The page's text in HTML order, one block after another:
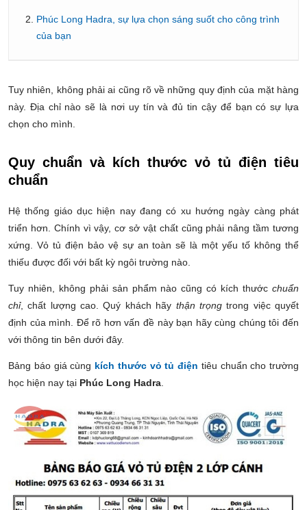
Phúc Long Hadra, sự lựa chọn sáng suốt cho công trình
của bạn
Tuy nhiên, không phải ai cũng rõ về những quy định của mặt hàng
này. Địa chỉ nào sẽ là nơi uy tín và đủ tin cậy để bạn có sự lựa
chọn cho mình.
Quy chuẩn và kích thước vỏ tủ điện tiêu
chuẩn
Hệ thống giáo dục hiện nay đang có xu hướng ngày càng phát
triển hơn. Chính vì vậy, cơ sở vật chất cũng phải nâng tầm tương
xứng. Vỏ tủ điện bảo vệ sự an toàn sẽ là một yếu tố không thể
thiếu được đối với bất kỳ ngôi trường nào.
Tuy nhiên, không phải sản phẩm nào cũng có kích thước chuẩn
chỉ, chất lượng cao. Quý khách hãy thận trọngtrong việc quyết
định của mình. Để rõ hơn vấn đề này bạn hãy cùng chúng tôi đến
với thông tin bên dưới đây.
Bảng báo giá cùng kích thước vỏ tủ điện tiêu chuẩn cho trường
học hiện nay tại Phúc Long Hadra